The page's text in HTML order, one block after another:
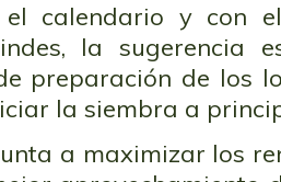
el calendario y con
la sugerencia
preparación de los
la siembra a
a maximizar los